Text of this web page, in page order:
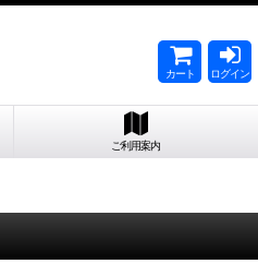
カート ログイン
ご利用案内